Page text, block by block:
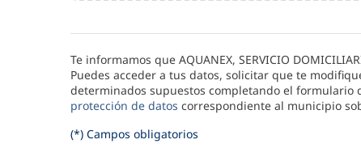
Te informamos que AQUANEX, SERVICIO
Puedes acceder a tus datos, solicitar que te
determinados supuestos completando el formulario
protección de datos correspondiente al municipio
(*) Campos obligatorios